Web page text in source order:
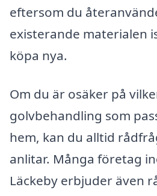
eftersom du
existerande materialen
köpa nya.
Om du är osäker på
golvbehandling som
hem, kan du alltid
anlitar. Många företag
Läckeby erbjuder även